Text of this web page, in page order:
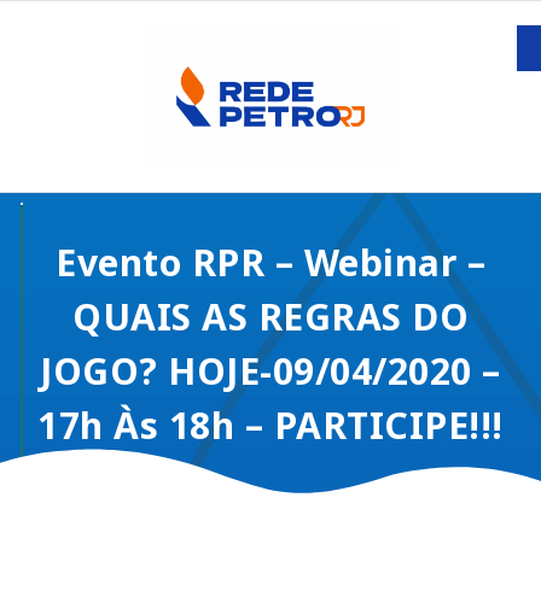
Evento RPR – Webinar –
QUAIS AS REGRAS DO
JOGO? HOJE-09/04/2020 –
17h Às 18h – PARTICIPE!!!